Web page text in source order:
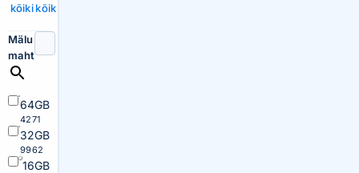
kõikikõik
Mälu
maht
64GB
4271
32GB
9962
16GB